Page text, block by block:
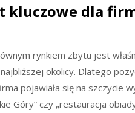
kluczowe dla
rynkiem zbytu jest
okolicy. Dlatego
pojawiała się na szczycie
Góry” czy „restauracja